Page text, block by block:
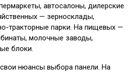
автосалоны, дилерские
— зерносклады,
тракторные парки. На пищевых —
молочные заводы,
блоки.
нюансы выбора панели. На